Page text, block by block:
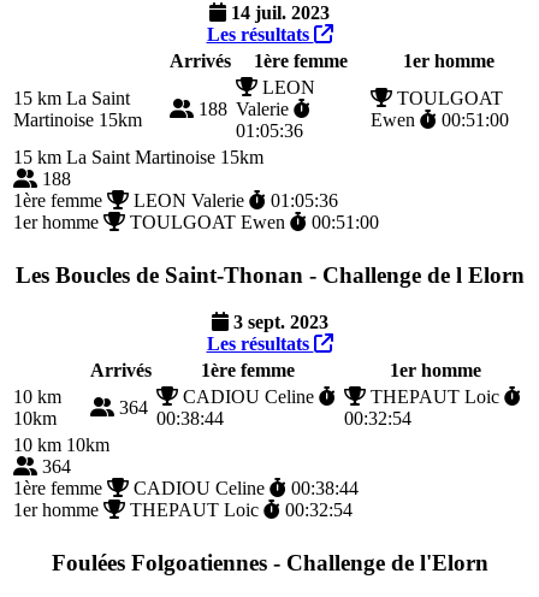
14 juil. 2023
Les résultats
Arrivés
1ère femme
1er homme
15 km La Saint
Martinoise 15km
188
LEON
Valerie
01:05:36
TOULGOAT
Ewen
00:51:00
15 km La Saint Martinoise 15km
188
1ère femme
LEON Valerie
01:05:36
1er homme
TOULGOAT Ewen 00:51:00
Les Boucles de Saint-Thonan - Challenge de l Elorn
3 sept. 2023
Les résultats
Arrivés
1ère femme
1er homme
10 km
10km
364
CADIOU Celine
00:38:44
THEPAUT Loic
00:32:54
10 km 10km
364
1ère femme
CADIOU Celine
00:38:44
1er homme
THEPAUT Loic 00:32:54
Foulées Folgoatiennes - Challenge de l'Elorn